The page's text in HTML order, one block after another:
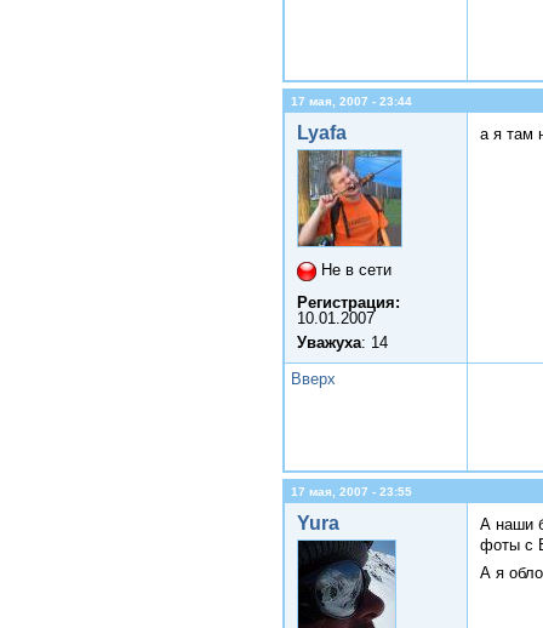
17 мая, 2007 - 23:44
Lyafa
Не в сети
Регистрация:
10.01.2007
Уважуха: 14
а я там
Вверх
17 мая, 2007 - 23:55
Yura
А наши
фоты с
А я